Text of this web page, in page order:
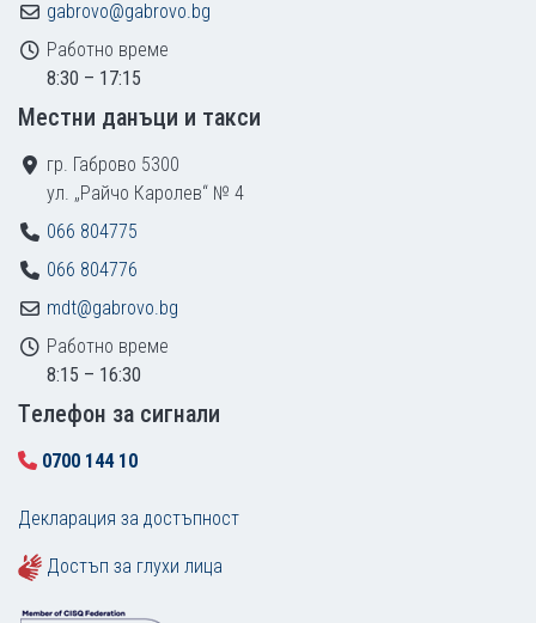
gabrovo@gabrovo.bg
Работно време
8:30 – 17:15
Местни данъци и такси
гр. Габрово 5300
ул. „Райчо Каролев“ № 4
066 804775
066 804776
mdt@gabrovo.bg
Работно време
8:15 – 16:30
Tелефон за сигнали
0700 144 10
Декларация за достъпност
Достъп за глухи лица